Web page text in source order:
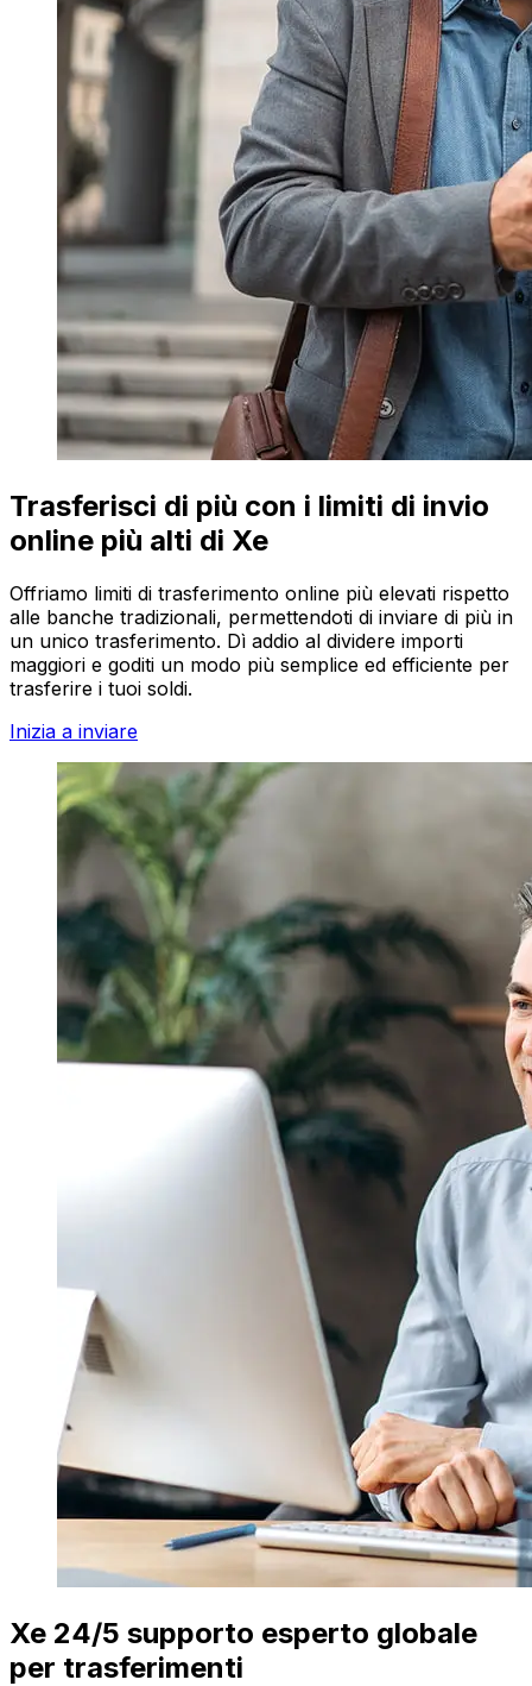
Trasferisci di più con i limiti di invio
online più alti di Xe
Offriamo limiti di trasferimento online più elevati rispetto
alle banche tradizionali, permettendoti di inviare di più in
un unico trasferimento. Dì addio al dividere importi
maggiori e goditi un modo più semplice ed efficiente per
trasferire i tuoi soldi.
Inizia a inviare
Xe 24/5 supporto esperto globale
per trasferimenti